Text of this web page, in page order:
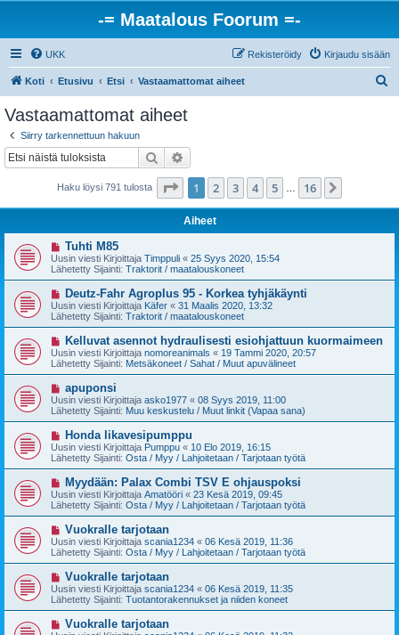
-= Maatalous Foorum =-
UKK Kirjaudu sisään
Rekisteröidy
Koti Etusivu Etsi Vastaamattomat aiheet
Vastaamattomat aiheet
Siirry tarkennettuun hakuun
Etsi
Haku löysi 791 tulosta Sivu /16
1 2 3 4 5 16
Aiheet
U
u
s
i
v
e
s
t
Tuhti M85
Uusin viesti Kirjoittaja Timppuli « 25 Syys 2020, 15:54
Lähetetty Sijainti: Traktorit / maatalouskoneet
U
u
s
i
v
e
s
t
Deutz-Fahr Agroplus 95 - Korkea tyhjäkäynti
Uusin viesti Kirjoittaja Käfer « 31 Maalis 2020, 13:32
Lähetetty Sijainti: Traktorit / maatalouskoneet
U
u
s
i
e
s
t
Kelluvat asennot hydraulisesti esiohjattuun kuormaimeen
Uusin viesti Kirjoittaja nomoreanimals « 19 Tammi 2020, 20:57
Lähetetty Sijainti: Metsäkoneet / Sahat / Muut apuvälineet
U
u
s
i
v
e
s
t
apuponsi
Uusin viesti Kirjoittaja asko1977 « 08 Syys 2019, 11:00
Lähetetty Sijainti: Muu keskustelu / Muut linkit (Vapaa sana)
U
u
s
i
v
e
s
t
Honda likavesipumppu
Uusin viesti Kirjoittaja Pumppu « 10 Elo 2019, 16:15
Lähetetty Sijainti: Osta / Myy / Lahjoitetaan / Tarjotaan työtä
U
u
s
i
v
e
s
t
Myydään: Palax Combi TSV E ohjauspoksi
Uusin viesti Kirjoittaja Amatööri « 23 Kesä 2019, 09:45
Lähetetty Sijainti: Osta / Myy / Lahjoitetaan / Tarjotaan työtä
U
u
s
i
v
e
s
t
Vuokralle tarjotaan
Uusin viesti Kirjoittaja scania1234 « 06 Kesä 2019, 11:36
Lähetetty Sijainti: Osta / Myy / Lahjoitetaan / Tarjotaan työtä
U
u
s
i
v
Vuokralle tarjotaan
Uusin viesti Kirjoittaja scania1234 « 06 Kesä 2019, 11:35
Lähetetty Sijainti: Tuotantorakennukset ja niiden koneet
U
u
Vuokralle tarjotaan